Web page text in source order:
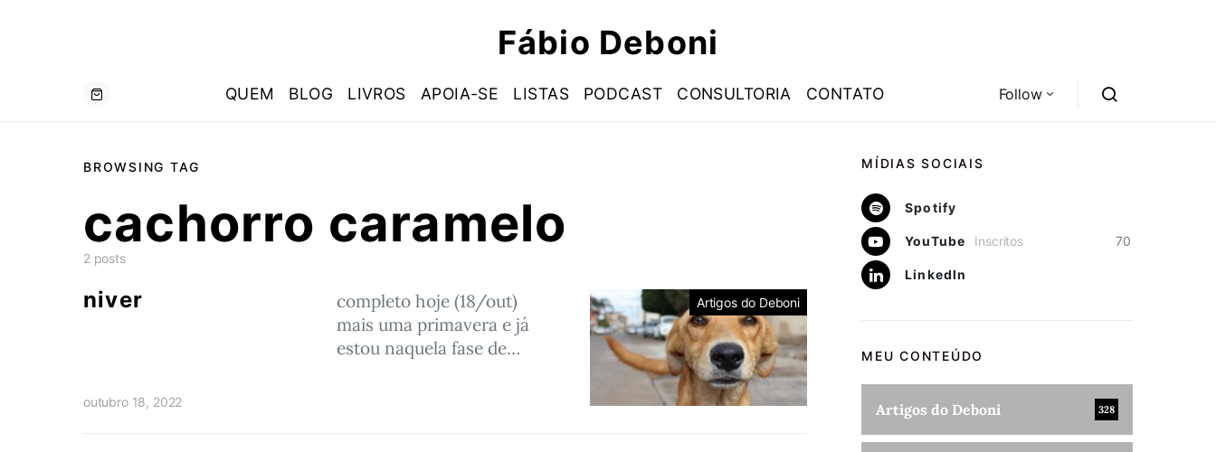
Fábio Deboni
QUEM BLOG LIVROS APOIA-SE LISTAS PODCAST CONSULTORIA CONTATO Follow
BROWSING TAG
cachorro caramelo
2 posts
Artigos do Deboni
niver
completo hoje (18/out)
mais uma primavera e já
estou naquela fase de…
outubro 18, 2022
MÍDIAS SOCIAIS
Spotify
YouTube 70
Inscritos
LinkedIn
MEU CONTEÚDO
Artigos do Deboni 328